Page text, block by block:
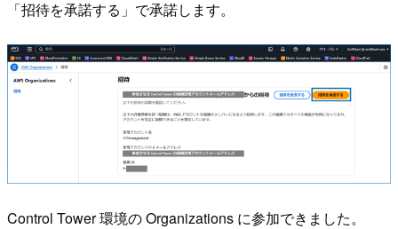
「招待を承諾する」で承諾します。
Control Tower 環境の Organizations に参加できました。